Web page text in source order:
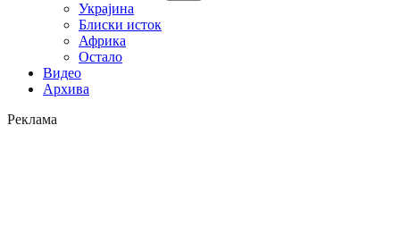
Украјина
Блиски исток
Африка
Остало
Видео
Архива
Реклама